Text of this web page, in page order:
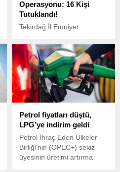
Operasyonu: 16 Kişi
Tutuklandı!
Tekirdağ İl Emniyet
Suçlarla Mücadele Şube
Müdürlüğü ekipleri, 2 aylık
fiziki ve teknik takip
sonucunda nitelikli
dolandırıcılık yaptığı tespit
edilen şüphelilere yönelik
düzenledi.
Petrol fiyatları düştü,
LPG’ye indirim geldi
Petrol İhraç Eden Ülkeler
Birliği’nin (OPEC+) sekiz
üyesinin üretimi artırma